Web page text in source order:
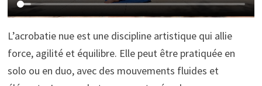
L’acrobatie nue est une discipline artistique qui allie
force, agilité et équilibre. Elle peut être pratiquée en
solo ou en duo, avec des mouvements fluides et